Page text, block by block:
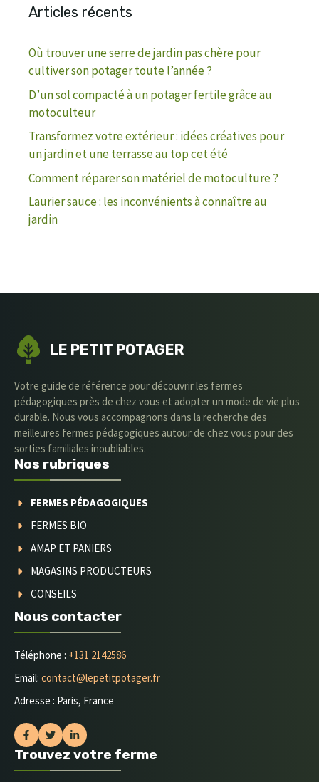
Articles récents
Où trouver une serre de jardin pas chère pour
cultiver son potager toute l’année ?
D’un sol compacté à un potager fertile grâce au
motoculteur
Transformez votre extérieur : idées créatives pour
un jardin et une terrasse au top cet été
Comment réparer son matériel de motoculture ?
Laurier sauce : les inconvénients à connaître au
jardin
LE PETIT POTAGER
Votre guide de référence pour découvrir les fermes
pédagogiques près de chez vous et adopter un mode de vie plus
durable. Nous vous accompagnons dans la recherche des
meilleures fermes pédagogiques autour de chez vous pour des
sorties familiales inoubliables.
Nos rubriques
FERMES PÉDAGOGIQUES
FERMES BIO
AMAP ET PANIERS
MAGASINS PRODUCTEURS
CONSEILS
Nous contacter
Téléphone : +131 2142586
Email: contact@lepetitpotager.fr
Adresse : Paris, France
Trouvez votre ferme